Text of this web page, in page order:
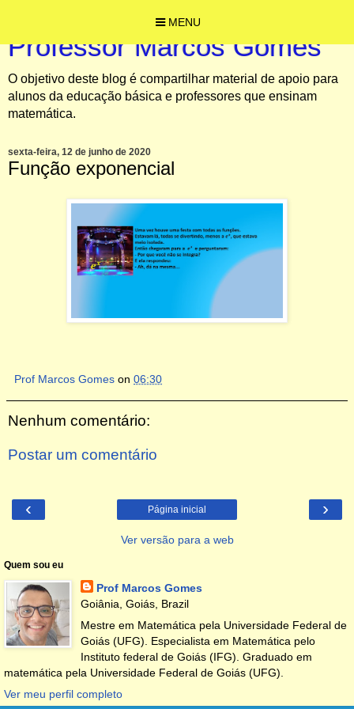
MENU
Professor Marcos Gomes
O objetivo deste blog é compartilhar material de apoio para
alunos da educação básica e professores que ensinam
matemática.
sexta-feira, 12 de junho de 2020
Função exponencial
Prof Marcos Gomes on 06:30
Nenhum comentário:
Postar um comentário
‹ ›
Página inicial
Ver versão para a web
Quem sou eu
Prof Marcos Gomes
Goiânia, Goiás, Brazil
Mestre em Matemática pela Universidade Federal de
Goiás (UFG). Especialista em Matemática pelo
Instituto federal de Goiás (IFG). Graduado em
matemática pela Universidade Federal de Goiás (UFG).
Ver meu perfil completo